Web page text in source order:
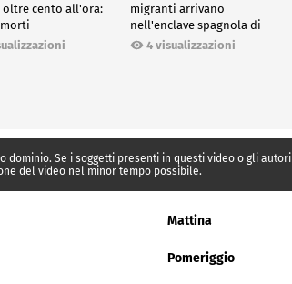
oltre cento all'ora:
migranti arrivano
nell'enclave spagnola di
Ceuta4 visualizzazioni
Se i soggetti presenti in questi video o gli
del video nel minor tempo possibile.
Mattina
Pomeriggio